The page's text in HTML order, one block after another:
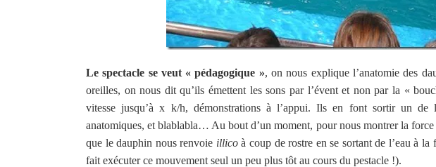
Le spectacle se veut « pédagogique », on nous explique l’anatomie des
oreilles, on nous dit qu’ils émettent les sons par l’évent et non par la «
vitesse jusqu’à x k/h, démonstrations à l’appui. Ils en font sortir un
anatomiques, et blablabla… Au bout d’un moment, pour nous montrer la
que le dauphin nous renvoie illicoà coup de rostre en se sortant de l’eau à la
fait exécuter ce mouvement seul un peu plus tôt au cours du pestacle !).